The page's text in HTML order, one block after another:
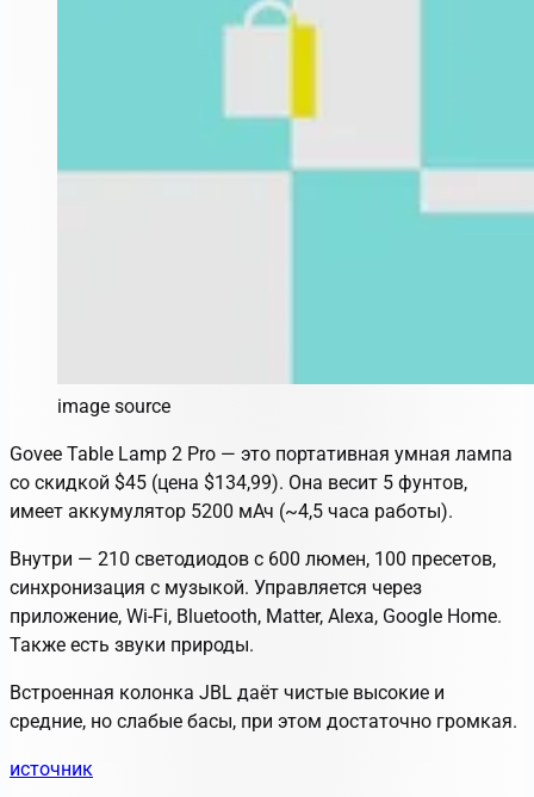
image source
Govee Table Lamp 2 Pro — это портативная умная лампа
со скидкой $45 (цена $134,99). Она весит 5 фунтов,
имеет аккумулятор 5200 мАч (~4,5 часа работы).
Внутри — 210 светодиодов с 600 люмен, 100 пресетов,
синхронизация с музыкой. Управляется через
приложение, Wi-Fi, Bluetooth, Matter, Alexa, Google Home.
Также есть звуки природы.
Встроенная колонка JBL даёт чистые высокие и
средние, но слабые басы, при этом достаточно громкая.
источник